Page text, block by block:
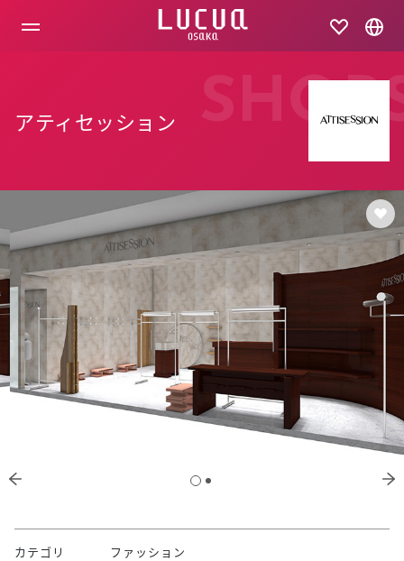
アティセッション
カテゴリ ファッション